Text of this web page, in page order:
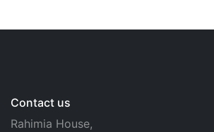
Contact us
Rahimia House,